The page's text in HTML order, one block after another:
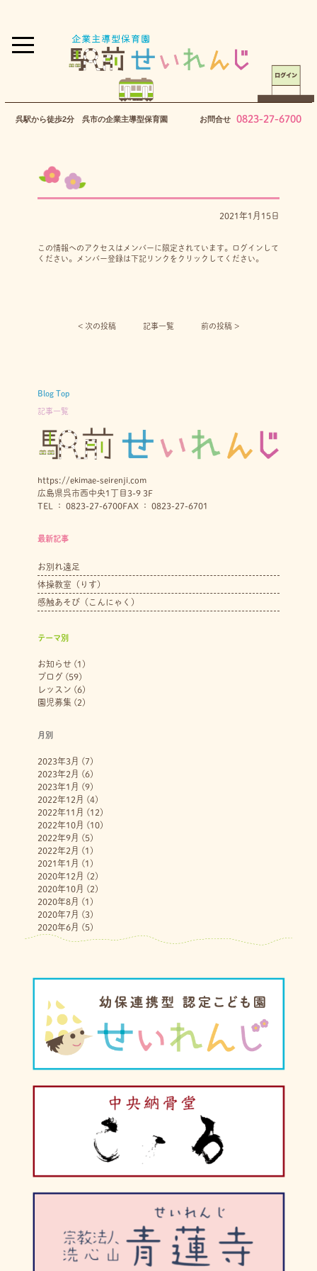
呉駅から徒歩2分 呉市の企業主導型保育園 お問合せ 0823-27-6700
2021年1月15日
この情報へのアクセスはメンバーに限定されています。ログインして
ください。メンバー登録は下記リンクをクリックしてください。
< 次の投稿︎ 記事一覧 前の投稿 >
Blog Top
記事一覧
https://ekimae-seirenji.com
広島県呉市西中央1丁目3-9 3F
TEL ： 0823-27-6700FAX ： 0823-27-6701
最新記事
お別れ遠足
体操教室（りす）
感触あそび（こんにゃく）
テーマ別
お知らせ(1)
ブログ (59)
レッスン (6)
園児募集 (2)
月別
2023年3月 (7)
2023年2月 (6)
2023年1月 (9)
2022年12月 (4)
2022年11月 (12)
2022年10月 (10)
2022年9月 (5)
2022年2月 (1)
2021年1月 (1)
2020年12月 (2)
2020年10月 (2)
2020年8月 (1)
2020年7月 (3)
2020年6月 (5)